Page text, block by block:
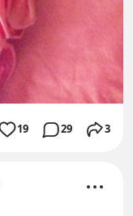
19 29 3